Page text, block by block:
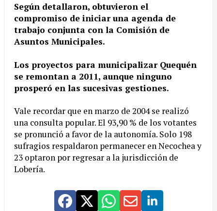
Según detallaron, obtuvieron el
compromiso de iniciar una agenda de
trabajo conjunta con la Comisión de
Asuntos Municipales.
Los proyectos para municipalizar Quequén
se remontan a 2011, aunque ninguno
prosperó en las sucesivas gestiones.
Vale recordar que en marzo de 2004 se realizó
una consulta popular. El 93,90 % de los votantes
se pronunció a favor de la autonomía. Solo 198
sufragios respaldaron permanecer en Necochea y
23 optaron por regresar a la jurisdicción de
Lobería.